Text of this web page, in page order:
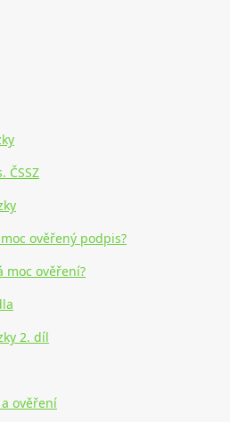
ČSSZ
ověřený podpis?
moc ověření?
2. díl
ověření